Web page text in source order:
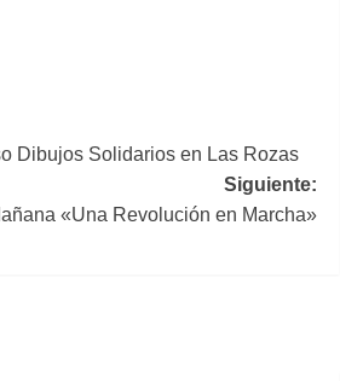
Dibujos Solidarios en Las Rozas
Siguiente:
«Una Revolución en Marcha»